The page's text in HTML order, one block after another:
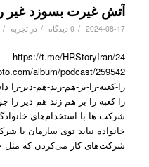
آتش غیرت بسوزد غیر
2024-08-17
/ 0 دیدگاه / در تجربه /
https://t.me/HRStoryIran/24
را-کعبه-را-بر-هم-زند-هم-دیر-
را کعبه را بر هم زند هم دیر را
شرکت ها با استخدام‌های
خانواده نباید توی سازمان یا
شرکت‌های کار می‌کردن که مثل